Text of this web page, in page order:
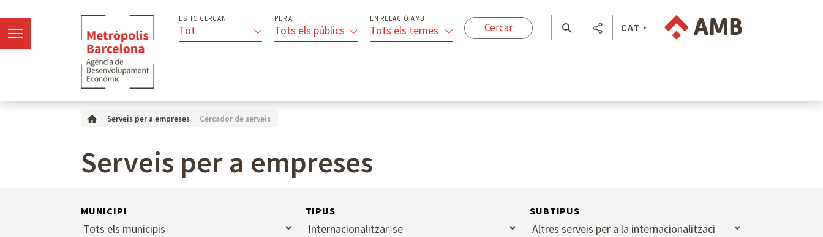
ESTIC CERCANT
Tot
PER A
Tots els públics
EN RELACIÓ AMB
Tots els temes CAT
Serveis per a empreses Cercador de serveis
Serveis per a empreses
MUNICIPI TIPUS SUBTIPUS